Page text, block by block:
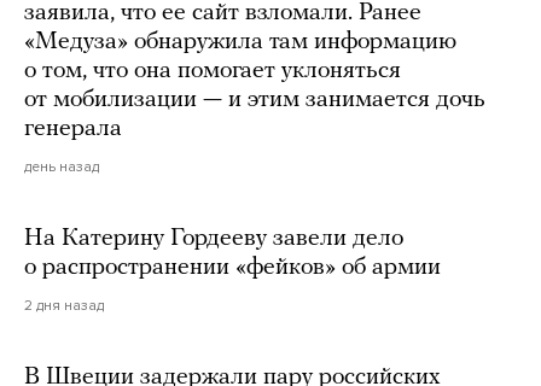
заявила, что ее сайт взломали. Ранее
«Медуза» обнаружила там информацию
о том, что она помогает уклоняться
от мобилизации — и этим занимается дочь
генерала
день назад
На Катерину Гордееву завели дело
о распространении «фейков» об армии
2 дня назад
В Швеции задержали пару российских